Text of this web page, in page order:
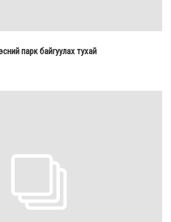
парк байгуулах тухай